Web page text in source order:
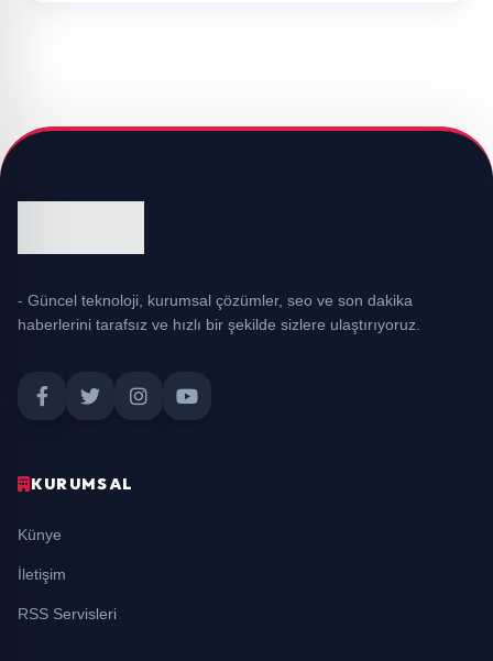
- Güncel teknoloji, kurumsal çözümler, seo ve son dakika
haberlerini tarafsız ve hızlı bir şekilde sizlere ulaştırıyoruz.
KURUMSAL
Künye
İletişim
RSS Servisleri